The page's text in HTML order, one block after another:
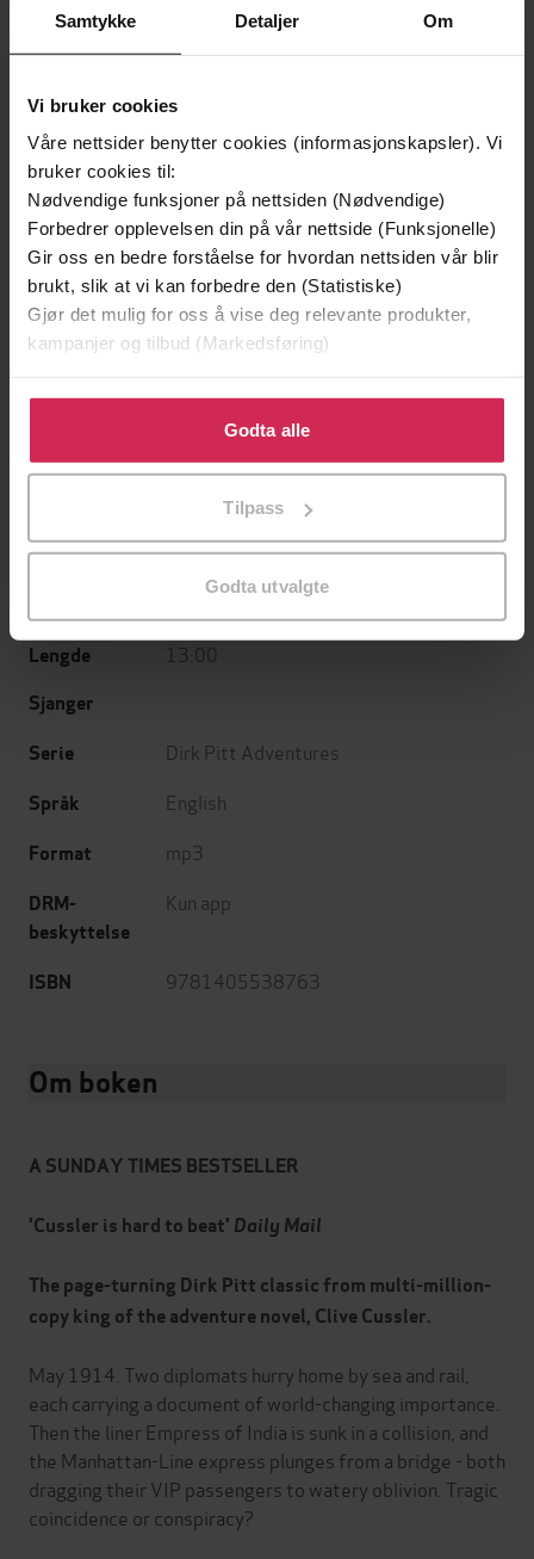
Samtykke Detaljer Om
Vi bruker cookies
Våre nettsider benytter cookies (informasjonskapsler). Vi
bruker cookies til:
Nødvendige funksjoner på nettsiden (Nødvendige)
Forbedrer opplevelsen din på vår nettside (Funksjonelle)
Gir oss en bedre forståelse for hvordan nettsiden vår blir
brukt, slik at vi kan forbedre den (Statistiske)
Gjør det mulig for oss å vise deg relevante produkter,
kampanjer og tilbud (Markedsføring)
Klikk på «Godta alle» for å gi oss ditt samtykke til å
bruke cookies for alle disse formålene. Du kan også
tilpasse ditt samtykke til spesifikke formål ved å klikke
Godta alle
Tilpass
Godta utvalgte
199,-
Minnesota
Jo Nesbø
EBOK
349,-
Utskudd
Jørn Lier Horst
Forfattere Clive Cussler(forfatter),Scott Brick
(innleser)
Forlag Little, Brown Book Group
Lengde 13:00
Sjanger
Serie
Dirk Pitt Adventures
Språk English
Format mp3
DRM-
beskyttelse
Kun app
ISBN 9781405538763
Om boken
A SUNDAY TIMES BESTSELLER
'Cussler is hard to beat' Daily Mail
The page-turning Dirk Pitt classic from multi-million-
copy king of the adventure novel, Clive Cussler.
May 1914. Two diplomats hurry home by sea and rail,
each carrying a document of world-changing importance.
Then the liner Empress of India is sunk in a collision, and
the Manhattan-Line express plunges from a bridge - both
dragging their VIP passengers to watery oblivion. Tragic
coincidence or conspiracy?